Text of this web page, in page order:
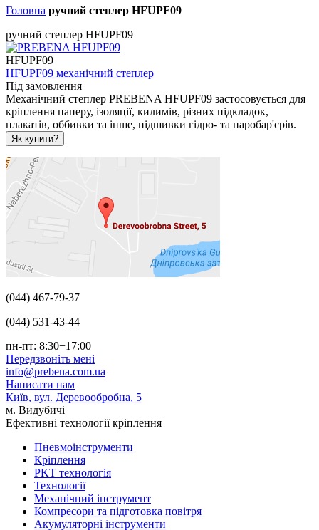
Головна ручний степлер HFUPF09
ручний степлер HFUPF09
HFUPF09
HFUPF09 механічний степлер
Під замовлення
Механічний степлер PREBENA HFUPF09 застосовується для
кріплення паперу, ізоляції, килимів, різних підкладок,
плакатів, оббивки та інше, підшивки гідро- та паробар'єрів.
Як купити?
(044) 467-79-37
(044) 531-43-44
пн-пт: 8:30−17:00
Передзвоніть мені
info@prebena.com.ua
Написати нам
Київ, вул. Деревообробна, 5
м. Видубичі
Ефективні технології кріплення
Пневмоінструменти
Кріплення
PKT технологія
Технології
Механічний інструмент
Компресори та підготовка повітря
Акумуляторні інструменти